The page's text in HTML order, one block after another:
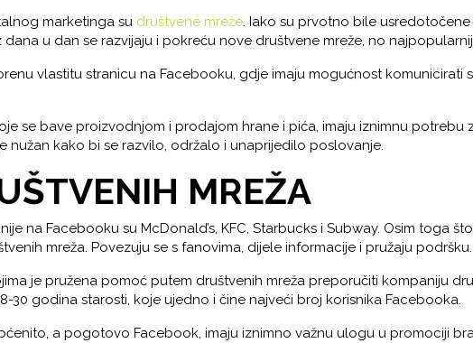
marketinga su društvene mreže. Iako su prvotno bile
u dan se razvijaju i pokreću nove društvene mreže, no
vlastitu stranicu na Facebooku, gdje imaju mogućnost komunicirati
se bave proizvodnjom i prodajom hrane i pića, imaju iznimnu
nužan kako bi se razvilo, održalo i unaprijedilo poslovanje.
MREŽA
na Facebooku su McDonald’s, KFC, Starbucks i Subway. Osim toga
mreža. Povezuju se s fanovima, dijele informacije i pružaju podršku.
je pružena pomoć putem društvenih mreža preporučiti kompaniju
30 godina starosti, koje ujedno i čine najveći broj korisnika Facebooka.
a pogotovo Facebook, imaju iznimno važnu ulogu u promociji